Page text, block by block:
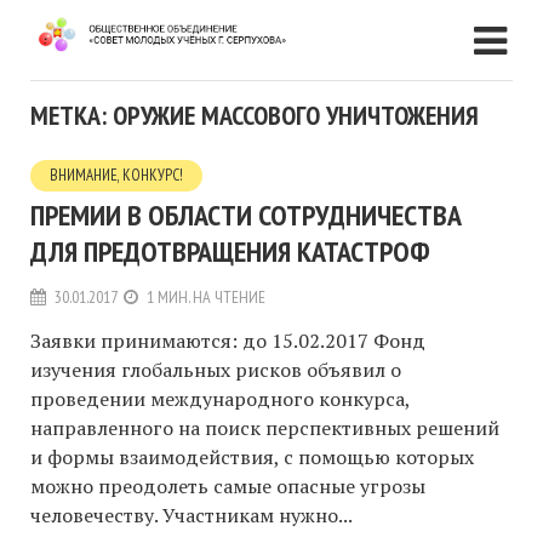
МЕТКА: ОРУЖИЕ МАССОВОГО УНИЧТОЖЕНИЯ
ВНИМАНИЕ, КОНКУРС!
ПРЕМИИ В ОБЛАСТИ СОТРУДНИЧЕСТВА
ДЛЯ ПРЕДОТВРАЩЕНИЯ КАТАСТРОФ
30.01.2017 1 МИН. НА ЧТЕНИЕ
Заявки принимаются: до 15.02.2017 Фонд
изучения глобальных рисков объявил о
проведении международного конкурса,
направленного на поиск перспективных решений
и формы взаимодействия, с помощью которых
можно преодолеть самые опасные угрозы
человечеству. Участникам нужно...